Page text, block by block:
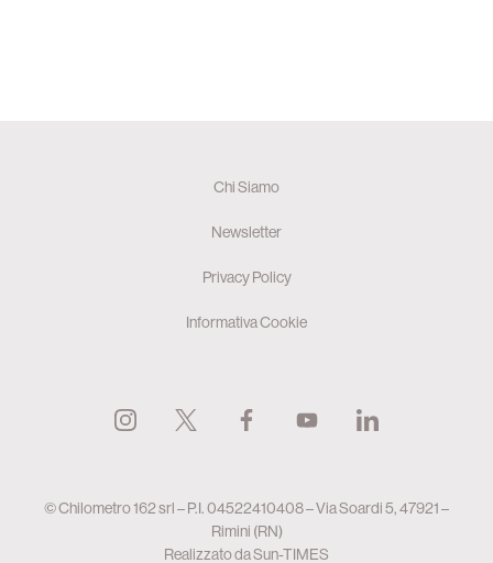
Chi Siamo
Newsletter
Privacy Policy
Informativa Cookie
© Chilometro 162 srl – P.I. 04522410408 – Via Soardi 5, 47921 –
Rimini (RN)
Realizzato daSun-TIMES